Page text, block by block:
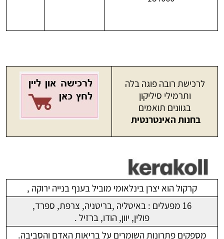
לרכישת רובה פוגה בלה
ותרמילי סיליקון
בגוונים תואמים
בחנות האינטרנטית
קרקול הוא יצרן בינלאומי מוביל בענף בנייה ירוקה ,
16 מפעלים : באיטליה ,בריטניה, צרפת, ספרד,
פולין, יוון, הודו, ברזיל .
מספקים פתרונות השומרים על בריאות האדם והסביבה.